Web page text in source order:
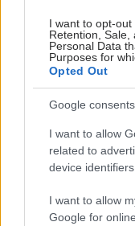
I want to opt-out
Retention, Sale,
Personal Data
Purposes for
Opted Out
Google consents
I want to allow
related to
device identifiers
I want to allow
Google for
ΜΠΕΙΤΕ ΣΤΗ